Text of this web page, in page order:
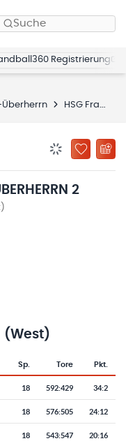
Suche
Registrierung
Überherrn HSG Fraulautern-Überherrn 2
ZU
2
(West)
und Punkten
Sp. Tore Pkt.
18 592:429 34:2
18 576:505 24:12
18 543:547 20:16